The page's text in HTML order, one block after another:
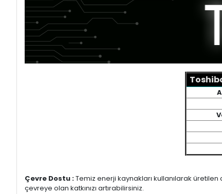
Çevre Dostu :Temiz enerji kaynakları kullanılarak
çevreye olan katkınızı artırabilirsiniz.